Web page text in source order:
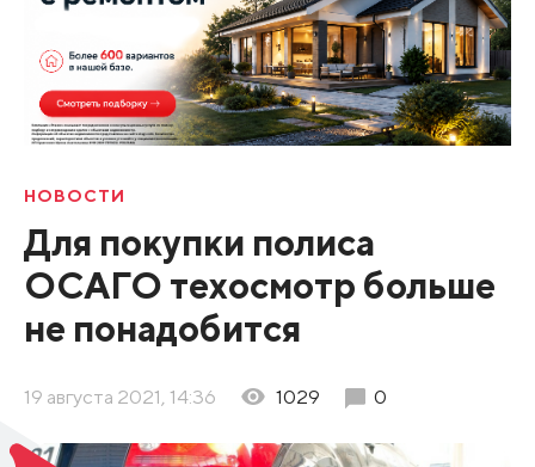
НОВОСТИ
Для покупки полиса
ОСАГО техосмотр больше
не понадобится
19 августа 2021, 14:36 1029 0